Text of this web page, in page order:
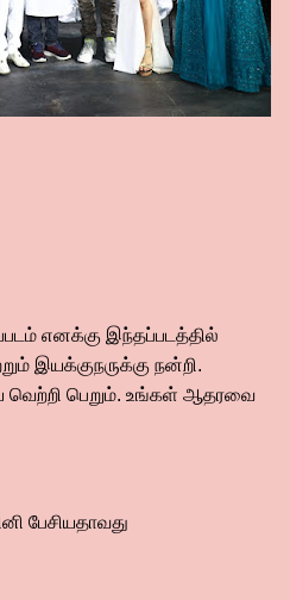
எனக்கு இந்தப்படத்தில்
இயக்குநருக்கு நன்றி.
வெற்றி பெறும். உங்கள் ஆதரவை
பேசியதாவது